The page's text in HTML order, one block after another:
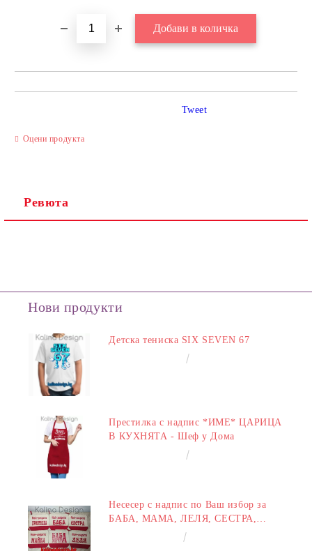
Оцени продукта
Tweet
Ревюта
Нови продукти
Детска тениска SIX SEVEN 67
Престилка с надпис *ИМЕ* ЦАРИЦА
В КУХНЯТА - Шеф у Дома
Несесер с надпис по Ваш избор за
БАБА, МАМА, ЛЕЛЯ, СЕСТРА,